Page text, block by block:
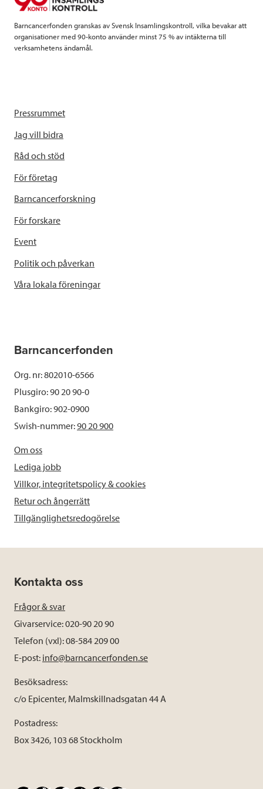
k
Barncancerfonden granskas av Svensk Insamlingskontroll, vilka bevakar att
organisationer med 90-konto använder minst 75 % av intäkterna till
verksamhetens ändamål.
Pressrummet
Jag vill bidra
Råd och stöd
För företag
Barncancerforskning
För forskare
Event
Politik och påverkan
Våra lokala föreningar
Barncancerfonden
Org. nr: 802010-6566
Plusgiro: 90 20 90-0
Bankgiro: 902-0900
Swish-nummer:90 20 900
Om oss
Lediga jobb
Villkor, integritetspolicy & cookies
Retur och ångerrätt
Tillgänglighetsredogörelse
Kontakta oss
Frågor & svar
Givarservice: 020-90 20 90
Telefon (vxl): 08-584 209 00
E-post: info@barncancerfonden.se
Besöksadress:
c/o Epicenter, Malmskillnadsgatan 44 A
Postadress:
Box 3426, 103 68 Stockholm